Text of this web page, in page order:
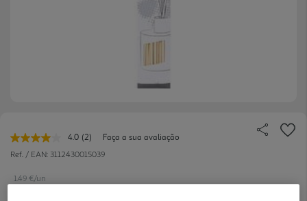
4.0 Leu
2
para
(2)
Faça a sua avaliação
Ref. / EAN: 3112430015039
1.49 €/un